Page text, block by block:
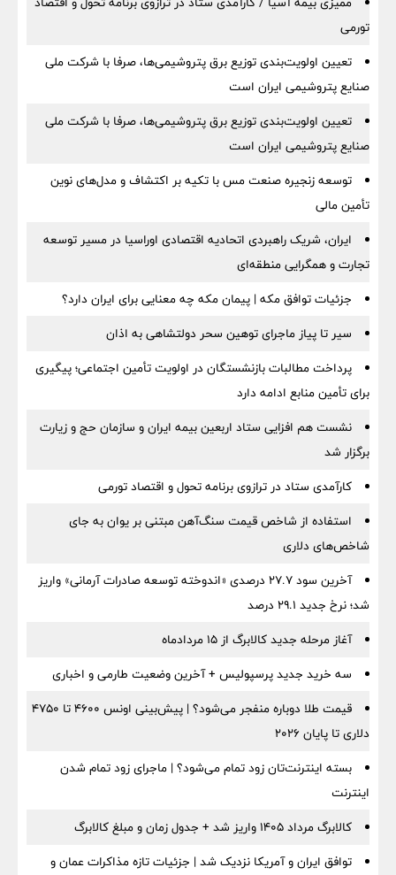
تورمی
تعیین اولویت‌بندی توزیع برق پتروشیمی‌ها، صرفا با شرکت ملی
صنایع پتروشیمی ایران است
تعیین اولویت‌بندی توزیع برق پتروشیمی‌ها، صرفا با شرکت ملی
صنایع پتروشیمی ایران است
توسعه زنجیره صنعت مس با تکیه بر اکتشاف و مدل‌های نوین
تأمین مالی
ایران، شریک راهبردی اتحادیه اقتصادی اوراسیا در مسیر توسعه
تجارت و همگرایی منطقه‌ای
جزئیات توافق مکه | پیمان مکه چه معنایی برای ایران دارد؟
سیر تا پیاز ماجرای توهین سحر دولتشاهی به اذان
پرداخت مطالبات بازنشستگان در اولویت تأمین اجتماعی؛ پیگیری
برای تأمین منابع ادامه دارد
نشست هم افزایی ستاد اربعین بیمه ایران و سازمان حج و زیارت
برگزار شد
کارآمدی ستاد در ترازوی برنامه تحول و اقتصاد تورمی
استفاده از شاخص قیمت سنگ‌آهن مبتنی بر یوان به جای
شاخص‌های دلاری
آخرین سود ۲۷.۷ درصدی «اندوخته توسعه صادرات آرمانی» واریز
شد؛ نرخ جدید ۲۹.۱ درصد
آغاز مرحله جدید کالابرگ از ۱۵ مردادماه
سه خرید جدید پرسپولیس + آخرین وضعیت طارمی و اخباری
قیمت طلا دوباره منفجر می‌شود؟ | پیش‌بینی اونس ۴۶۰۰ تا ۴۷۵۰
دلاری تا پایان ۲۰۲۶
بسته اینترنت‌تان زود تمام می‌شود؟ | ماجرای زود تمام شدن
اینترنت
کالابرگ مرداد ۱۴۰۵ واریز شد + جدول زمان و مبلغ کالابرگ
توافق ایران و آمریکا نزدیک شد | جزئیات تازه مذاکرات عمان و